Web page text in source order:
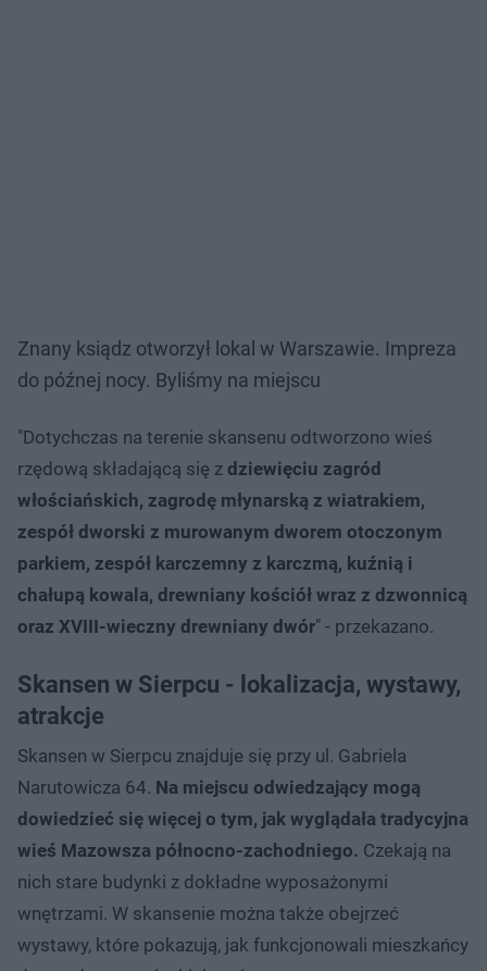
Znany ksiądz otworzył lokal w Warszawie. Impreza
do późnej nocy. Byliśmy na miejscu
"Dotychczas na terenie skansenu odtworzono wieś
rzędową składającą się z dziewięciu zagród
włościańskich, zagrodę młynarską z wiatrakiem,
zespół dworski z murowanym dworem otoczonym
parkiem, zespół karczemny z karczmą, kuźnią i
chałupą kowala, drewniany kościół wraz z dzwonnicą
oraz XVIII-wieczny drewniany dwór" - przekazano.
Skansen w Sierpcu - lokalizacja, wystawy,
atrakcje
Skansen w Sierpcu znajduje się przy ul. Gabriela
Narutowicza 64. Na miejscu odwiedzający mogą
dowiedzieć się więcej o tym, jak wyglądała tradycyjna
wieś Mazowsza północno-zachodniego. Czekają na
nich stare budynki z dokładne wyposażonymi
wnętrzami. W skansenie można także obejrzeć
wystawy, które pokazują, jak funkcjonowali mieszkańcy